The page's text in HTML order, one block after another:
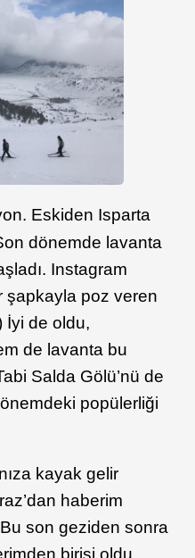
Eskiden Isparta
dönemde lavanta
Instagram
şapkayla poz veren
İyi de oldu,
de lavanta bu
Salda Gölü’nü de
popülerliği
kayak gelir
haberim
son geziden sonra
birisi oldu.